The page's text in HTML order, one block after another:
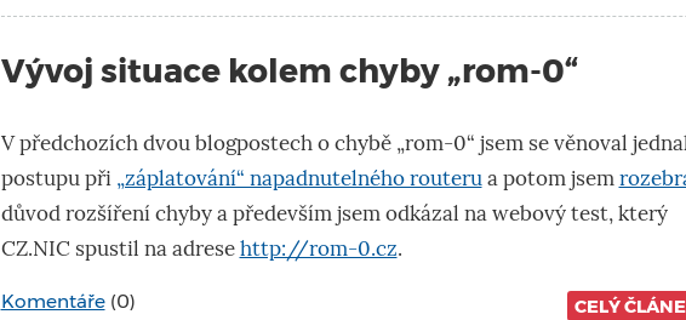
Vývoj situace kolem chyby „rom-0“
V předchozích dvou blogpostech o chybě „rom-0“ jsem se věnoval
postupu při „záplatování“ napadnutelného routerua potom jsem
důvod rozšíření chyby a především jsem odkázal na webový test, který
CZ.NIC spustil na adresehttp://rom-0.cz.
Komentáře (0) CELÝ